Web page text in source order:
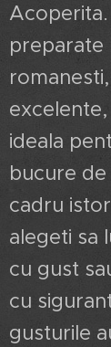
Acoperita.
preparate
ideala
bucure
cadru
alegeti sa
cu gust
cu
gusturile